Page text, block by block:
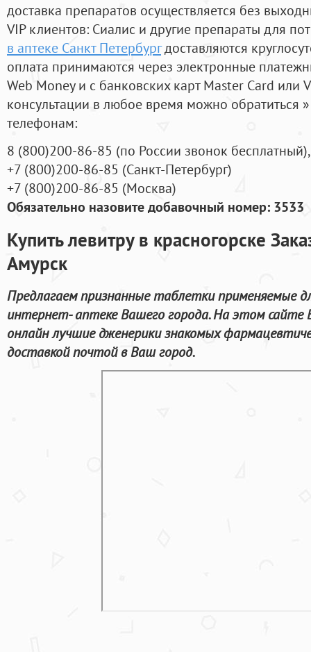
доставка препаратов осуществляется без
VIP клиентов: Сиалис и другие препараты для
в аптеке Санкт Петербургдоставляются
оплата принимаются через электронные
Web Money и с банковских карт Master Card или
консультации в любое время можно обратиться
телефонам:
8 (800)200-86-85 (по России звонок бесплатный),
+7 (800)200-86-85 (Санкт-Петербург)
+7 (800)200-86-85 (Москва)
Обязательно назовите добавочный номер: 3533
Купить левитру в красногорске
Амурск
Предлагаем признанные таблетки применяемые
интернет- аптеке Вашего города. На этом
онлайн лучшие дженерики знакомых
доставкой почтой в Ваш город.